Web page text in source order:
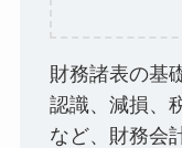
財務諸表の基
認識、減損、
など、財務会